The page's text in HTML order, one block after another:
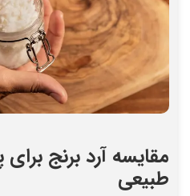
مقایسه آرد برنج
طبیعی